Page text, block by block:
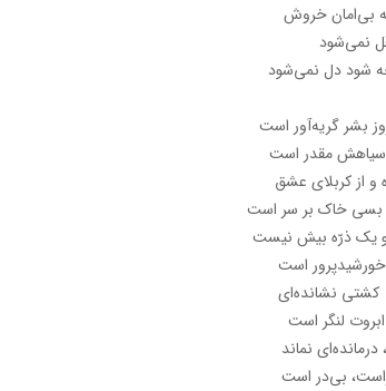
بی‌امان خروش
نمی‌شود
شود دل نمی‌شود
بشر گریه‌آور است
مقدر است
از کربلای عشق
بسی خاک بر سر است
یک ذرّه بیش نیست
است
نشانده‌ای
لنگر است
نماند
بی‌در است